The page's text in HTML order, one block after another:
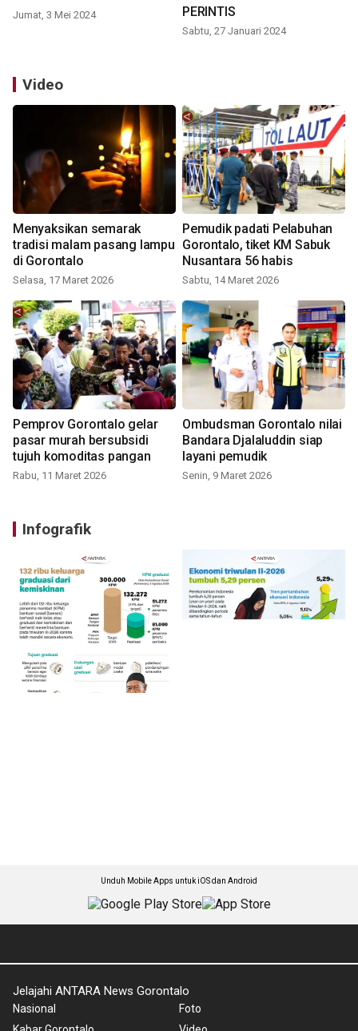
Jumat, 3 Mei 2024
PERINTIS
Sabtu, 27 Januari 2024
Video
Menyaksikan semarak
tradisi malam pasang lampu
di Gorontalo
Selasa, 17 Maret 2026
Pemudik padati Pelabuhan
Gorontalo, tiket KM Sabuk
Nusantara 56 habis
Sabtu, 14 Maret 2026
Pemprov Gorontalo gelar
pasar murah bersubsidi
tujuh komoditas pangan
Rabu, 11 Maret 2026
Ombudsman Gorontalo nilai
Bandara Djalaluddin siap
layani pemudik
Senin, 9 Maret 2026
Infografik
Unduh Mobile Apps untuk iOS dan Android
Jelajahi ANTARA News Gorontalo
Nasional
Foto